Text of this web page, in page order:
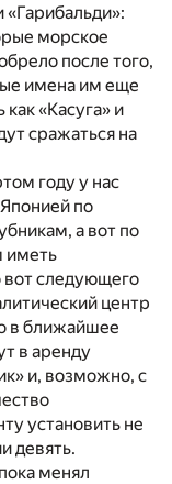
«Гарибальди»:
морское
после того,
имена им еще
«Касуга» и
сражаться на
году у нас
по
а вот по
иметь
следующего
центр
в ближайшее
в аренду
и, возможно, с
установить не
девять.
менял